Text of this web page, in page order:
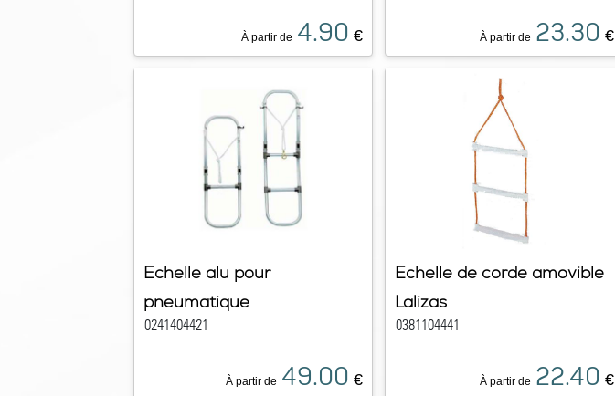
À partir de 4.90 € À partir de 23.30 €
Echelle alu pour
pneumatique
0241404421
À partir de 49.00 €
Echelle de corde amovible
Lalizas
0381104441
À partir de 22.40 €